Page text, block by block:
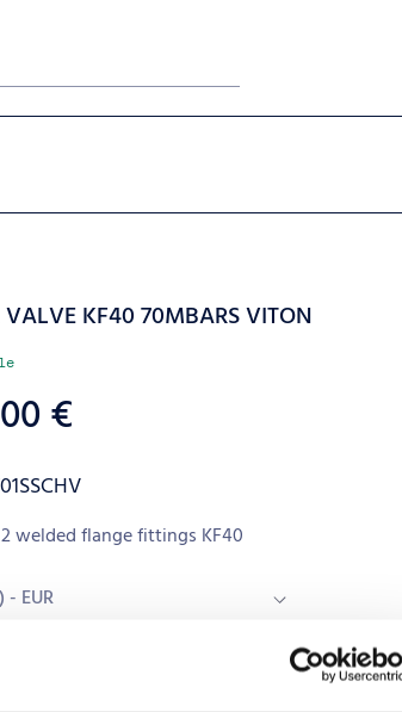
VALVE KF40 70MBARS VITON
€
2 welded flange fittings KF40
- EUR